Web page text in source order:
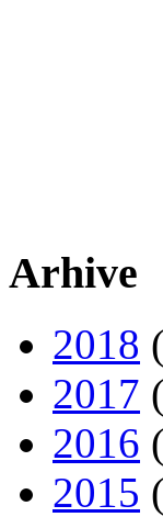
Arhive
2018
2017
2016
2015